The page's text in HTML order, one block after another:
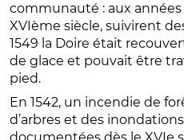
communauté : aux
XVIème siècle, suivirent
1549 la Doire était
de glace et pouvait être
pied.
En 1542, un incendie de
d’arbres et des